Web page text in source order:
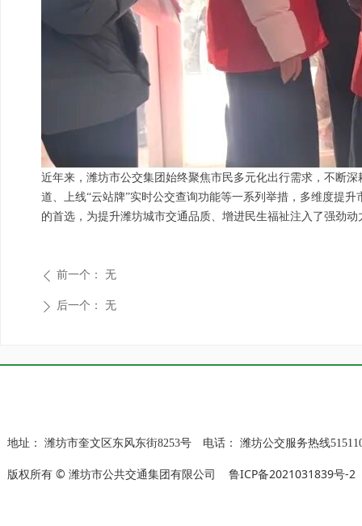
近年来，潍坊市公交集团始终聚焦市民多元化出行需求，不断
道、上线“云站牌”实时公交查询功能等一系列举措，多维度提
的首选，为提升潍坊城市交通品质、增进民生福祉注入了强劲动
ꄴ 前一个： 无
ꄲ 后一个： 无
地址： 潍坊市奎文区东风东街8253号 电话： 潍坊公交服务热线
版权所有 © 潍坊市公共交通集团有限公司 鲁ICP备2021031839号-2